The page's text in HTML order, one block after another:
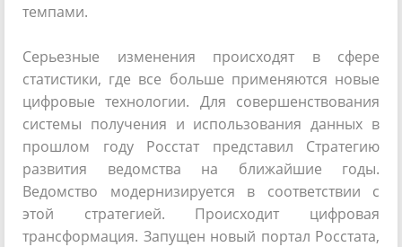
темпами.
Серьезные изменения происходят в сфере
статистики, где все больше применяются новые
цифровые технологии. Для совершенствования
системы получения и использования данных в
прошлом году Росстат представил Стратегию
развития ведомства на ближайшие годы.
Ведомство модернизируется в соответствии с
этой стратегией. Происходит цифровая
трансформация. Запущен новый портал Росстата,